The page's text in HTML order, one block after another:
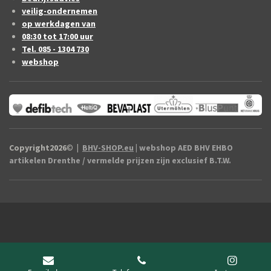
veilig-ondernemen
op werkdagen van
08:30 tot 17:00 uur
Tel. 085 - 1304 730
webshop
Copyright2026© | BHV-SHOP.eu | webshop AED BHV EHBO
artikelen Drenthe / vermelde prijzen zijn exclusief B.T.W.